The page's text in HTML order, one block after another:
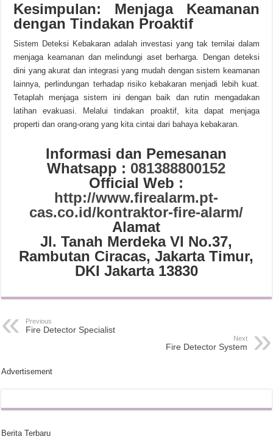
Kesimpulan: Menjaga Keamanan
dengan Tindakan Proaktif
Sistem Deteksi Kebakaran adalah investasi yang tak ternilai dalam
menjaga keamanan dan melindungi aset berharga. Dengan deteksi
dini yang akurat dan integrasi yang mudah dengan sistem keamanan
lainnya, perlindungan terhadap risiko kebakaran menjadi lebih kuat.
Tetaplah menjaga sistem ini dengan baik dan rutin mengadakan
latihan evakuasi. Melalui tindakan proaktif, kita dapat menjaga
properti dan orang-orang yang kita cintai dari bahaya kebakaran.
Informasi dan Pemesanan
Whatsapp : 081388800152
Official Web :
http://www.firealarm.pt-
cas.co.id/kontraktor-fire-alarm/
Alamat
Jl. Tanah Merdeka VI No.37,
Rambutan Ciracas, Jakarta Timur,
DKI Jakarta 13830
Previous
Fire Detector Specialist
Next
Fire Detector System
Advertisement
Berita Terbaru